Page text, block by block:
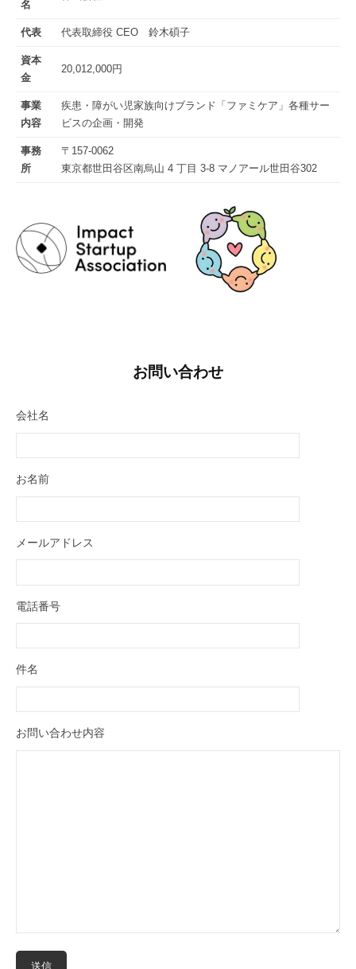
名
代表 代表取締役 CEO 鈴木碩子
資本
金
20,012,000円
事業
内容
疾患・障がい児家族向けブランド「ファミケア」各種サー
ビスの企画・開発
事務
所
〒157-0062
東京都世田谷区南烏山 4 丁目 3-8 マノアール世田谷302
お問い合わせ
会社名
お名前
メールアドレス
電話番号
件名
お問い合わせ内容